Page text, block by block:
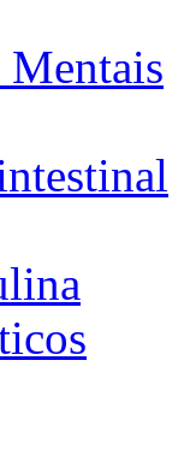
Mentais